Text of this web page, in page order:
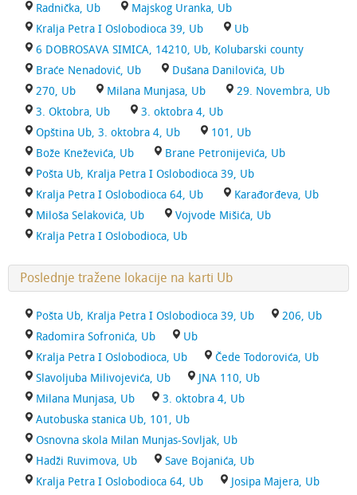
Radnička, Ub
Majskog Uranka, Ub
Kralja Petra I Oslobodioca 39, Ub
Ub
6 DOBROSAVA SIMICA, 14210, Ub, Kolubarski county
Braće Nenadović, Ub
Dušana Danilovića, Ub
270, Ub
Milana Munjasa, Ub
29. Novembra, Ub
3. Oktobra, Ub
3. oktobra 4, Ub
Opština Ub, 3. oktobra 4, Ub
101, Ub
Bože Kneževića, Ub
Brane Petronijevića, Ub
Pošta Ub, Kralja Petra I Oslobodioca 39, Ub
Kralja Petra I Oslobodioca 64, Ub
Karađorđeva, Ub
Miloša Selakovića, Ub
Vojvode Mišića, Ub
Kralja Petra I Oslobodioca, Ub
Poslednje tražene lokacije na karti Ub
Pošta Ub, Kralja Petra I Oslobodioca 39, Ub
206, Ub
Radomira Sofronića, Ub
Ub
Kralja Petra I Oslobodioca, Ub
Čede Todorovića, Ub
Slavoljuba Milivojevića, Ub
JNA 110, Ub
Milana Munjasa, Ub
3. oktobra 4, Ub
Autobuska stanica Ub, 101, Ub
Osnovna skola Milan Munjas-Sovljak, Ub
Hadži Ruvimova, Ub
Save Bojanića, Ub
Kralja Petra I Oslobodioca 64, Ub
Josipa Majera, Ub